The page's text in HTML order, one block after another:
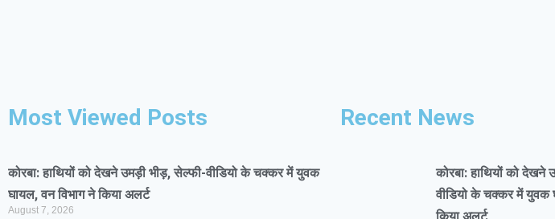
Most Viewed Posts
कोरबा: हाथियों को देखने उमड़ी भीड़, सेल्फी-वीडियो के चक्कर में युवक
घायल, वन विभाग ने किया अलर्ट
August 7, 2026
Recent News
कोरबा: हाथियों को देखने
वीडियो के चक्कर में युवक